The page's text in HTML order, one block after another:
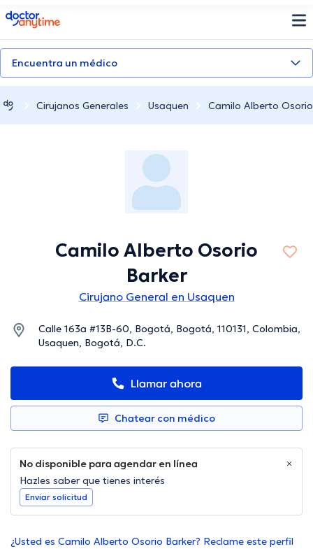
doctoranytime
Encuentra un médico
Cirujanos Generales Usaquen Camilo Alberto
Camilo Alberto Osorio
Barker
Cirujano General en Usaquen
Calle 163a #13B-60, Bogotá, Bogotá, 110131, Colombia,
Usaquen, Bogotá, D.C.
Llamar ahora
Chatear con médico
No disponible para agendar en línea
Hazles saber que tienes interés
Enviar solicitud
¿Usted es Camilo Alberto Osorio Barker? Reclame este perfil